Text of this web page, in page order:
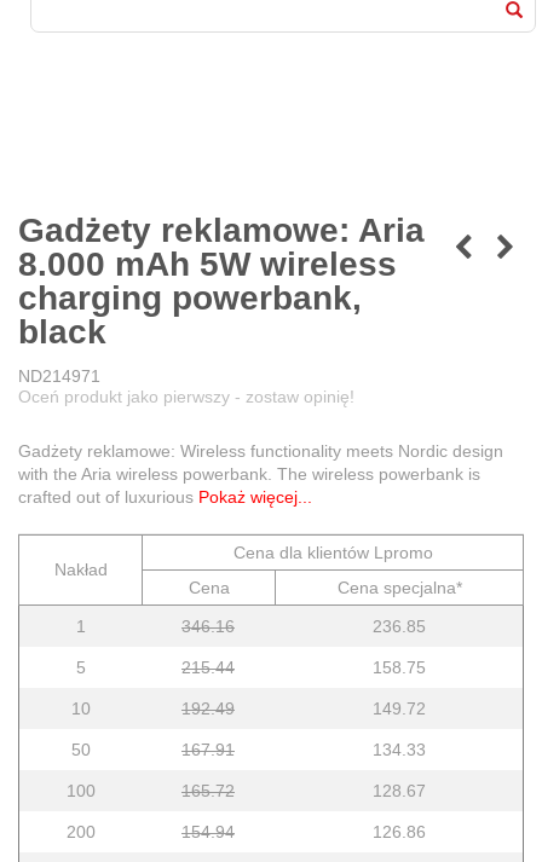
Gadżety reklamowe: Aria
8.000 mAh 5W wireless
charging powerbank,
black
ND214971
Oceń produkt jako pierwszy - zostaw opinię!
Gadżety reklamowe: Wireless functionality meets Nordic design
with the Aria wireless powerbank. The wireless powerbank is
crafted out of luxurious Pokaż więcej...
Nakład
Cena dla klientów Lpromo
Cena
Cena specjalna*
1
346.16 236.85
5 215.44 158.75
10 192.49 149.72
50 167.91 134.33
100 165.72 128.67
200 154.94 126.86